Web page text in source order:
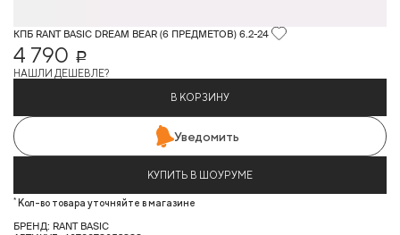
КПБ RANT BASIC DREAM BEAR (6 ПРЕДМЕТОВ) 6.2-24
4 790
Р
НАШЛИ ДЕШЕВЛЕ?
В КОРЗИНУ
Уведомить
КУПИТЬ В ШОУРУМЕ
* Кол-во товара уточняйте в магазине
БРЕНД: RANT BASIC